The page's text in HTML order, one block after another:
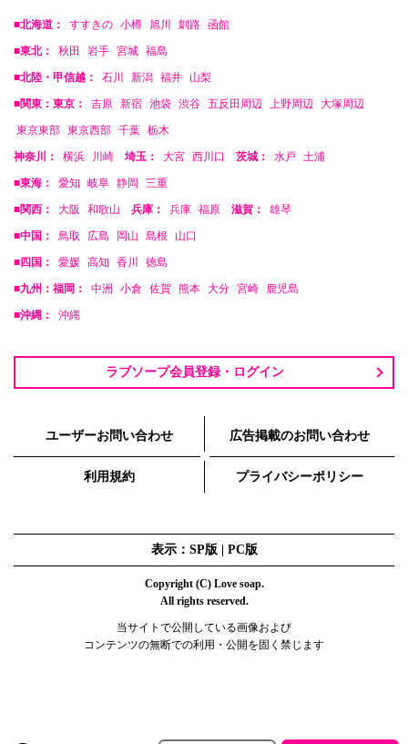
■北海道： すすきの 小樽 旭川 釧路 函館
■東北： 秋田 岩手 宮城 福島
■北陸・甲信越： 石川 新潟 福井 山梨
■関東：東京： 吉原 新宿 池袋 渋谷 五反田周辺 上野周辺 大塚周辺
東京東部 東京西部 千葉 栃木
神奈川： 横浜 川崎 埼玉： 大宮 西川口 茨城： 水戸 土浦
■東海： 愛知 岐阜 静岡 三重
■関西： 大阪 和歌山 兵庫： 兵庫 福原 滋賀： 雄琴
■中国： 鳥取 広島 岡山 島根 山口
■四国： 愛媛 高知 香川 徳島
■九州：福岡： 中洲 小倉 佐賀 熊本 大分 宮崎 鹿児島
■沖縄： 沖縄
ラブソープ会員登録・ログイン
ユーザーお問い合わせ 広告掲載のお問い合わせ
利用規約 プライバシーポリシー
表示：SP版 | PC版
Copyright (C) Love soap.
All rights reserved.
当サイトで公開している画像および
コンテンツの無断での利用・公開を固く禁じます